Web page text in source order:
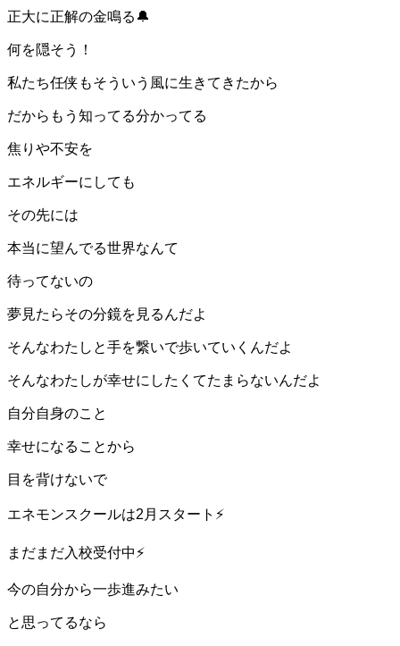
正大に正解の金鳴る🔔
何を隠そう！
私たち任侠もそういう風に生きてきたから
だからもう知ってる分かってる
焦りや不安を
エネルギーにしても
その先には
本当に望んでる世界なんて
待ってないの
夢見たらその分鏡を見るんだよ
そんなわたしと手を繋いで歩いていくんだよ
そんなわたしが幸せにしたくてたまらないんだよ
自分自身のこと
幸せになることから
目を背けないで
エネモンスクールは2月スタート⚡️
まだまだ入校受付中⚡️
今の自分から一歩進みたい
と思ってるなら